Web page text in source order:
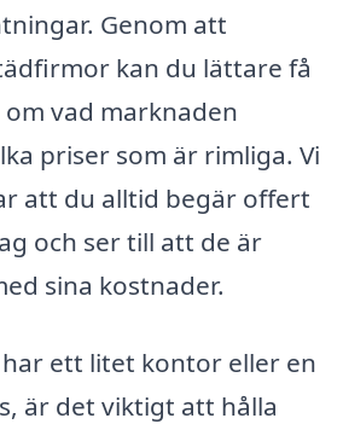
Genom att
kan du lättare få
vad marknaden
priser som är rimliga. Vi
att du alltid begär offert
och ser till att de är
sina kostnader.
ett litet kontor eller en
är det viktigt att hålla